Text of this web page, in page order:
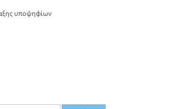
υποψηφίων